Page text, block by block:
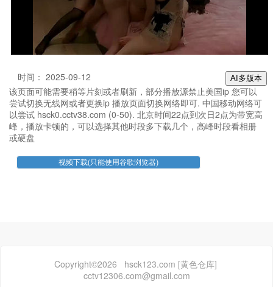
AI多版本
时间： 2025-09-12
该页面可能需要稍等片刻或者刷新，部分播放源禁止美国ip 您可以
尝试切换无线网或者更换ip 播放页面切换网络即可. 中国移动网络可
以尝试 hsck0.cctv38.com (0-50). 北京时间22点到次日2点为带宽高
峰，播放卡顿的，可以选择其他时段多下载几个，高峰时段看相册
或硬盘
Copyright©2026 hsck123.com [黄色仓库]
cctv12306.com@gmail.com